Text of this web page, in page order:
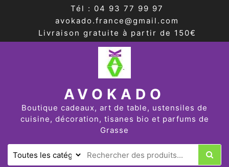
Tél : 04 93 77 99 97
avokado.france@gmail.com
Livraison gratuite à partir de 150€
AVOKADO
Boutique cadeaux, art de table, ustensiles de
cuisine, décoration, tisanes bio et parfums de
Grasse